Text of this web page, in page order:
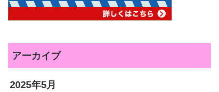
アーカイブ
2025年5月